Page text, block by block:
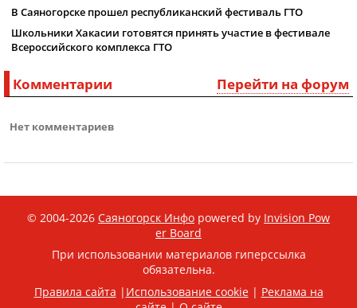
В Саяногорске прошел республиканский фестиваль ГТО
Школьники Хакасии готовятся принять участие в фестивале
Всероссийского комплекса ГТО
Перейти на форум
Комментарии
Нет комментариев
© 2004-2026 Саяногорск Инфо powered by Invision Pow
er Board
При использовании материалов гиперссылка
обязательна.
Правила сайта | Использование cookie| Реклама на